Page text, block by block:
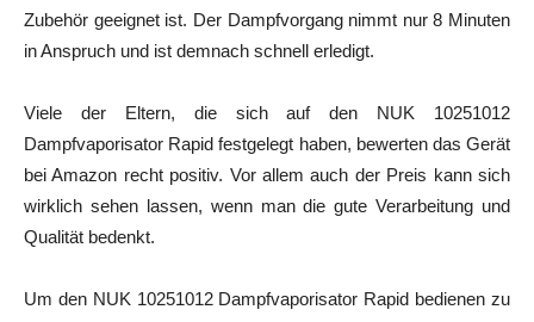
Zubehör geeignet ist. Der Dampfvorgang nimmt nur 8 Minuten
in Anspruch und ist demnach schnell erledigt.
Viele der Eltern, die sich auf den NUK 10251012
Dampfvaporisator Rapid festgelegt haben, bewerten das Gerät
bei Amazon recht positiv. Vor allem auch der Preis kann sich
wirklich sehen lassen, wenn man die gute Verarbeitung und
Qualität bedenkt.
Um den NUK 10251012 Dampfvaporisator Rapid bedienen zu